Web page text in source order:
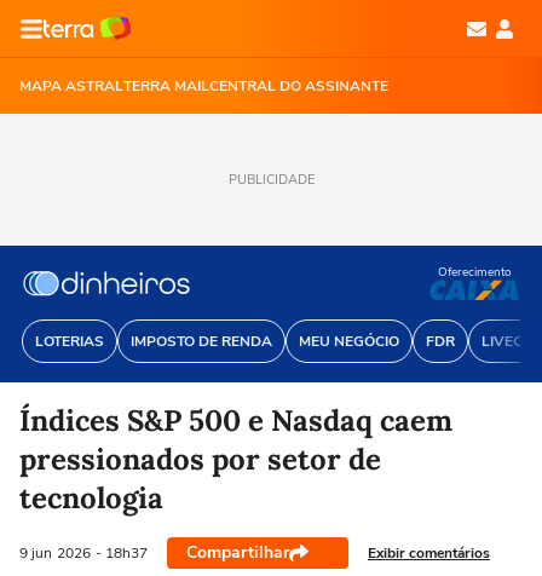
MAPA ASTRALTERRA MAILCENTRAL DO ASSINANTE
PUBLICIDADE
LOTERIAS IMPOSTO DE RENDA MEU NEGÓCIO FDR
Oferecimento
Índices S&P 500 e Nasdaq caem
pressionados por setor de
tecnologia
9 jun 2026 - 18h37 Compartilhar Exibir comentários